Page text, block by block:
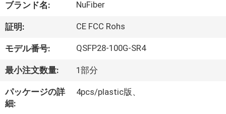
ク
ト
私
達
に
ブランド名: NuFiber
証明: CE FCC Rohs
モデル番号: QSFP28-100G-SR4
最小注文数量: 1部分
パッケージの詳
細:
4pcs/plastic版、